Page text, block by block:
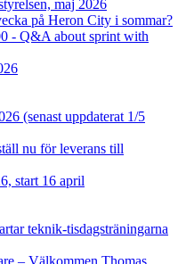
maj 2026
på Heron City i sommar?
- Q&A about sprint with
(senast uppdaterat 1/5
nu för leverans till
start 16 april
teknik-tisdagsträningarna
– Välkommen Thomas